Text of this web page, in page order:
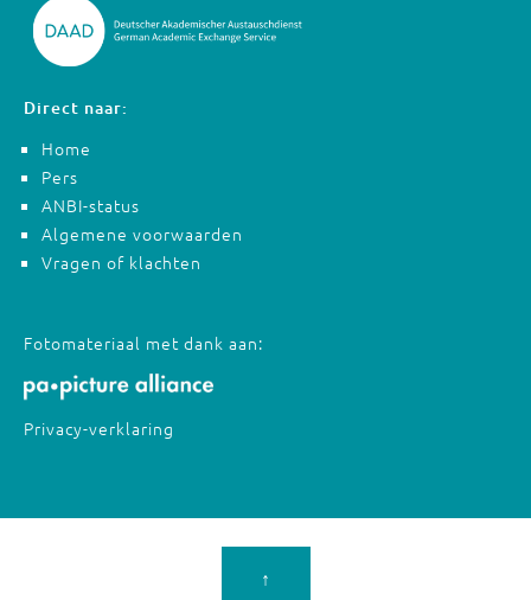
Direct naar:
Home
Pers
ANBI-status
Algemene voorwaarden
Vragen of klachten
Fotomateriaal met dank aan:
Privacy-verklaring
↑